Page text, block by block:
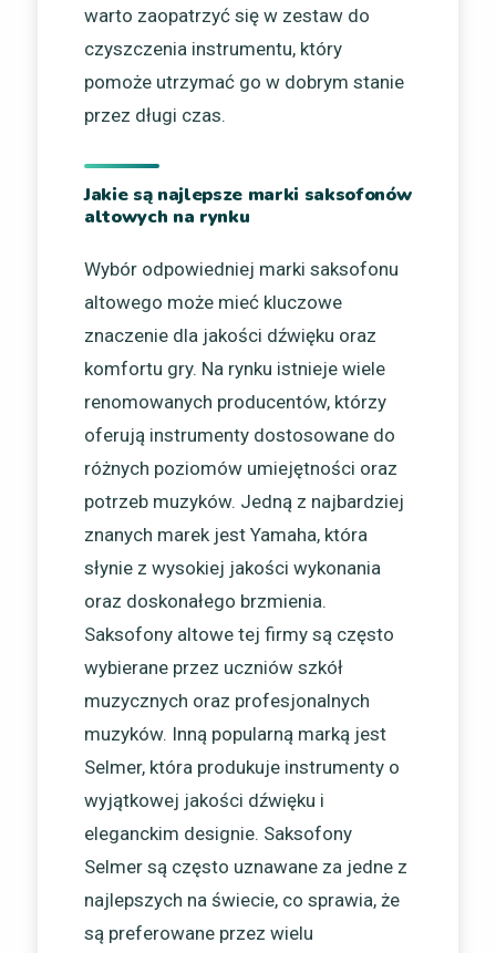
warto zaopatrzyć się w zestaw do
czyszczenia instrumentu, który
pomoże utrzymać go w dobrym stanie
przez długi czas.
Jakie są najlepsze marki saksofonów
altowych na rynku
Wybór odpowiedniej marki saksofonu
altowego może mieć kluczowe
znaczenie dla jakości dźwięku oraz
komfortu gry. Na rynku istnieje wiele
renomowanych producentów, którzy
oferują instrumenty dostosowane do
różnych poziomów umiejętności oraz
potrzeb muzyków. Jedną z najbardziej
znanych marek jest Yamaha, która
słynie z wysokiej jakości wykonania
oraz doskonałego brzmienia.
Saksofony altowe tej firmy są często
wybierane przez uczniów szkół
muzycznych oraz profesjonalnych
muzyków. Inną popularną marką jest
Selmer, która produkuje instrumenty o
wyjątkowej jakości dźwięku i
eleganckim designie. Saksofony
Selmer są często uznawane za jedne z
najlepszych na świecie, co sprawia, że
są preferowane przez wielu